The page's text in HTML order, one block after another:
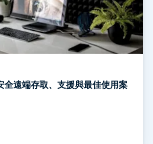
全遠端存取、支援與最佳使用案